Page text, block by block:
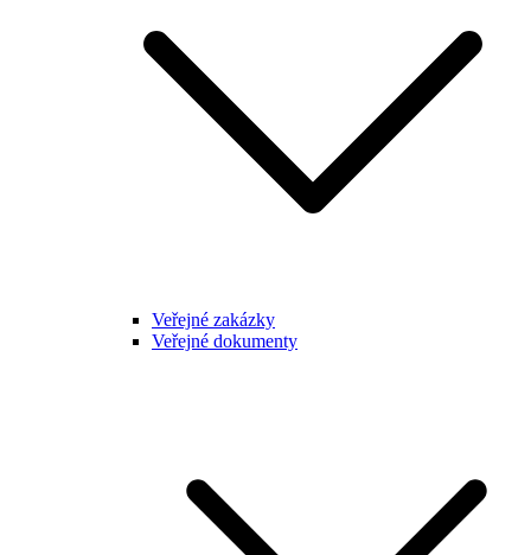
Veřejné zakázky
Veřejné dokumenty